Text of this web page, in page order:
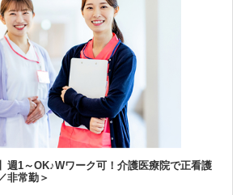
週1～OK♪Wワーク可！介護医療院で正看護
非常勤＞